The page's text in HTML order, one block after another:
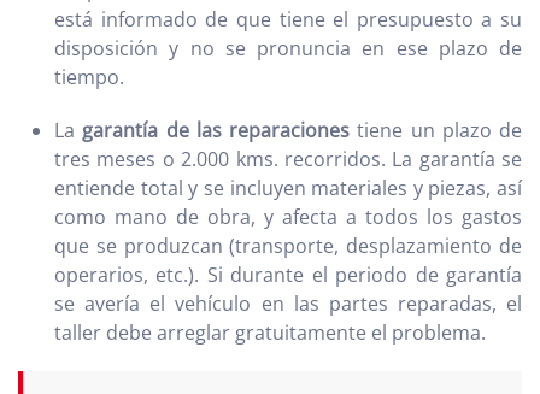
está informado de que tiene el presupuesto a su
disposición y no se pronuncia en ese plazo de
tiempo.
La garantía de las reparaciones tiene un plazo de
tres meses o 2.000 kms. recorridos. La garantía se
entiende total y se incluyen materiales y piezas, así
como mano de obra, y afecta a todos los gastos
que se produzcan (transporte, desplazamiento de
operarios, etc.). Si durante el periodo de garantía
se avería el vehículo en las partes reparadas, el
taller debe arreglar gratuitamente el problema.